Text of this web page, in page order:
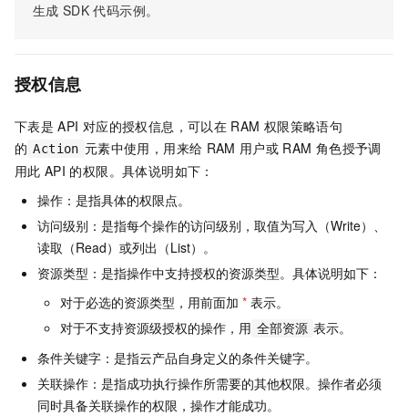
生成 SDK 代码示例。
授权信息
下表是 API 对应的授权信息，可以在 RAM 权限策略语句
的 Action 元素中使用，用来给 RAM 用户或 RAM 角色授予调
用此 API 的权限。具体说明如下：
操作：是指具体的权限点。
访问级别：是指每个操作的访问级别，取值为写入（Write）、
读取（Read）或列出（List）。
资源类型：是指操作中支持授权的资源类型。具体说明如下：
对于必选的资源类型，用前面加 * 表示。
对于不支持资源级授权的操作，用 全部资源 表示。
条件关键字：是指云产品自身定义的条件关键字。
关联操作：是指成功执行操作所需要的其他权限。操作者必须
同时具备关联操作的权限，操作才能成功。